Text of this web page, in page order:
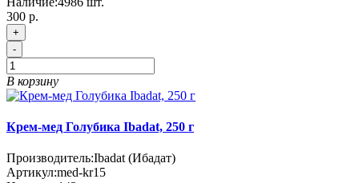
300 р.
+
-
В корзину
Крем-мед Голубика Ibadat, 250 г
Производитель:Ibadat (Ибадат)
Артикул:med-kr15